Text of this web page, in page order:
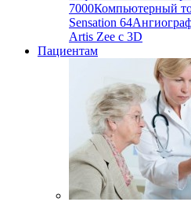
7000Компьютерный
Sensation 64
Artis Zee с 3D
Пациентам